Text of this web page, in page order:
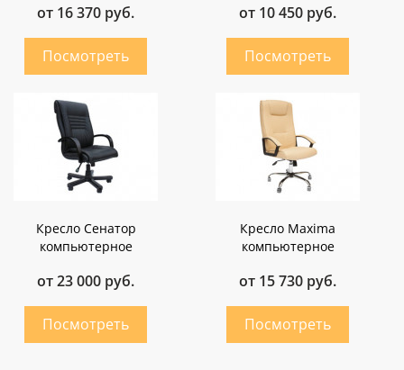
от 16 370 руб. от 10 450 руб.
Кресло Сенатор
компьютерное
от 23 000 руб.
Кресло Maxima
компьютерное
от 15 730 руб.